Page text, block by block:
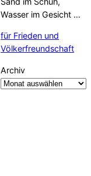
Wasser im Gesicht …
für Frieden und
Völkerfreundschaft
Archiv